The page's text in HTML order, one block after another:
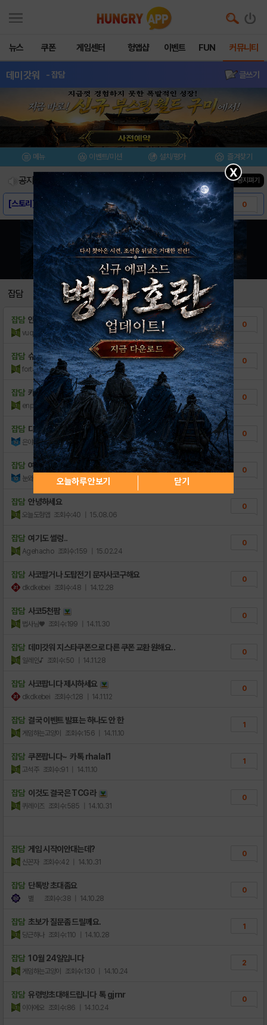
뉴스 쿠폰 게임센터 헝앱샵 이벤트 FUN 커뮤니티
데미갓워 - 잡담 글쓰기
메뉴 이벤트/미션 설치/평가 즐겨찾기
공지사항 진행중인 이벤트0건 ▼ 공지펴기
[스토리] - 데미갓워 0
[다운로드링크] - 데미갓워
[공략] 무과금&소과금 하시고 처음하시는분들 ..
[공략] 초반 힐러 노가다 장소.
[정보] 성향에 따른 능력치 증가 공식
[정보] 데미갓워 광역 딜러 추천 영웅
데미갓워 초보를 위한 완벽(?) 공략 5
[안내] 향후 정기점검 일정 안내
[안내] 10월23일(목) 업데이트 내역 안내
잡담
잡담 안녕하세요 좋은 아침이에요^^
vuqei 조회수:23 | 22.10.08
0
잡담 슈프림캠프캡 걱정많으셨죠】
forta 조회수:24 | 21.11.15
0
잡담 카톡 휴대폰결제현금화 알아보고선택하세요∧
enpnivs 조회수:9 | 21.07.21
0
잡담 다녀갑니다
은야차 조회수:74 | 16.09.18
0
잡담 여기도 썰렁
눈와라여름이다 조회수:133 | 15.08.08
0
잡담 안녕하세요
오늘도헝앱 조회수:40 | 15.08.06
0
잡담 여기도 썰렁..
Agehacho 조회수:159 | 15.02.24
0
잡담 사코팔거나 도탑전기 문자사코구해요
dkdkebei 조회수:48 | 14.12.28
0
잡담 사코5천팜
법사님♥ 조회수:199 | 14.11.30
0
잡담 데미갓워 지스타쿠폰으로 다른 쿠폰 교환 원해요..
일레인♪ 조회수:50 | 14.11.28
0
잡담 사코팝니다 제시하세요
dkdkebei 조회수:128 | 14.11.12
0
잡담 결국 이벤트 발표는 하나도 안 한
게임하는고양이 조회수:156 | 14.11.10
1
잡담 쿠폰팝니다~ 카톡 rhalal1
고석주 조회수:91 | 14.11.10
1
잡담 이것도 결국은 TCG라
퀴레이즈 조회수:585 | 14.10.31
0
잡담 게임 시작이안대는데?
신꼰자 조회수:42 | 14.10.31
0
잡담 단톡방 초대좀요
별 조회수:38 | 14.10.28
0
잡담 초보가 질문좀 드릴께요.
당근하나 조회수:110 | 14.10.28
1
잡담 10월 24일입니다
게임하는고양이 조회수:130 | 14.10.24
2
잡담 유령방초대해드립니다 톡 gjrnr
이아에오 조회수:86 | 14.10.24
0
X
오늘하루 안보기 닫기